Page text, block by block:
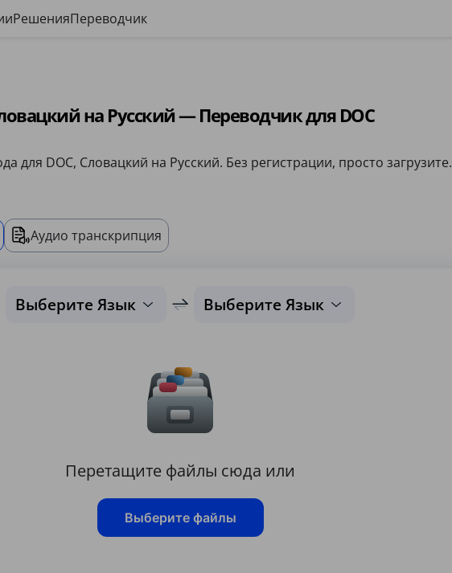
РешенияПереводчик
на Русский — Переводчик для DOC
для DOC, Словацкий на Русский. Без регистрации, просто загрузите.
Аудио транскрипция
Выберите Язык Выберите Язык
Перетащите файлы сюда или
Выберите файлы